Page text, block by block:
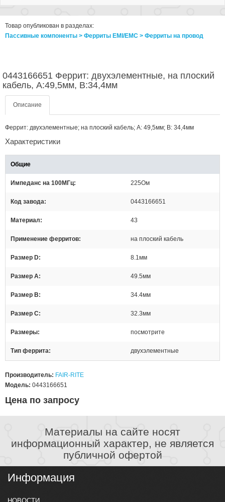
Товар опубликован в разделах:
Пассивные компоненты > Ферриты EMI/EMC > Ферриты на провод
0443166651 Феррит: двухэлементные, на плоский
кабель, А:49,5мм, В:34,4мм
Описание
Феррит: двухэлементные; на плоский кабель; A: 49,5мм; В: 34,4мм
Характеристики
Общие
Импеданс на 100МГц 225Ом
Код завода 0443166651
Материал 43
Применение ферритов на плоский кабель
Размер D 8.1мм
Размер А 49.5мм
Размер В 34.4мм
Размер С 32.3мм
Размеры посмотрите
Тип феррита двухэлементные
Производитель: FAIR-RITE
Модель: 0443166651
Цена по запросу
Материалы на сайте носят
информационный характер, не является
публичной офертой
Информация